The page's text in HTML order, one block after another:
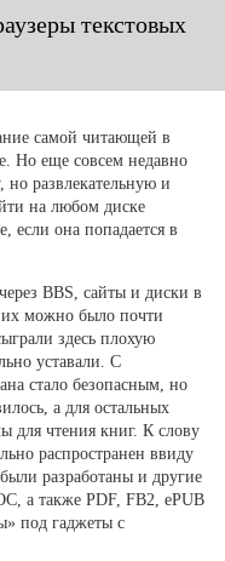
текстовых
самой читающей в
Но еще совсем недавно
но развлекательную и
на любом диске
она попадается в
BBS, сайты и диски в
их можно было почти
здесь плохую
уставали. С
стало безопасным, но
а для остальных
для чтения книг. К слову
распространен ввиду
разработаны и другие
а также PDF, FB2, ePUB
под гаджеты с